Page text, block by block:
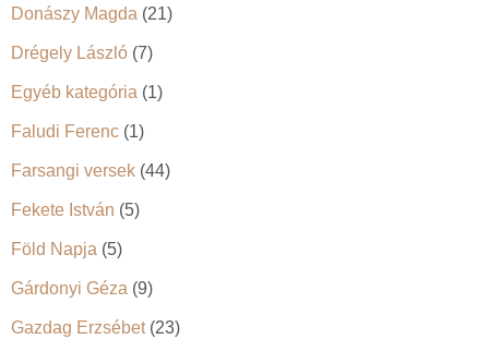
Donászy Magda (21)
Drégely László (7)
Egyéb kategória (1)
Faludi Ferenc (1)
Farsangi versek (44)
Fekete István (5)
Föld Napja (5)
Gárdonyi Géza (9)
Gazdag Erzsébet(23)